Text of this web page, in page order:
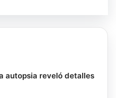
autopsia reveló detalles